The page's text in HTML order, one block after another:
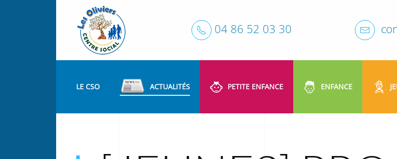
04 86 52 03 30
LE CSO ACTUALITÉS PETITE ENFANCE ENFANCE